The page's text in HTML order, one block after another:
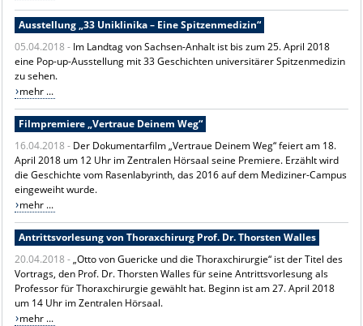
Ausstellung „33 Uniklinika – Eine Spitzenmedizin“
05.04.2018 - Im Landtag von Sachsen-Anhalt ist bis zum 25. April 2018
eine Pop-up-Ausstellung mit 33 Geschichten universitärer Spitzenmedizin
zu sehen.
mehr ...
Filmpremiere „Vertraue Deinem Weg“
16.04.2018 - Der Dokumentarfilm „Vertraue Deinem Weg“ feiert am 18.
April 2018 um 12 Uhr im Zentralen Hörsaal seine Premiere. Erzählt wird
die Geschichte vom Rasenlabyrinth, das 2016 auf dem Mediziner-Campus
eingeweiht wurde.
mehr ...
Antrittsvorlesung von Thoraxchirurg Prof. Dr. Thorsten Walles
20.04.2018 -„Otto von Guericke und die Thoraxchirurgie“ ist der Titel des
Vortrags, den Prof. Dr. Thorsten Walles für seine Antrittsvorlesung als
Professor für Thoraxchirurgie gewählt hat. Beginn ist am 27. April 2018
um 14 Uhr im Zentralen Hörsaal.
mehr ...